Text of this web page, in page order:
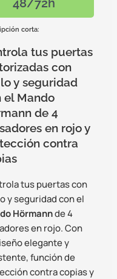
corta:
tus puertas
con
y seguridad
el Mando
de 4
en rojo y
contra
tus puertas con
y seguridad con el
Hörmannde 4
en rojo. Con
elegante y
función de
contra copias y